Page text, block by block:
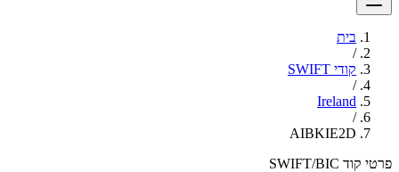
בית
/
קודי SWIFT
/
Ireland
/
AIBKIE2D
פרטי קוד SWIFT/BIC